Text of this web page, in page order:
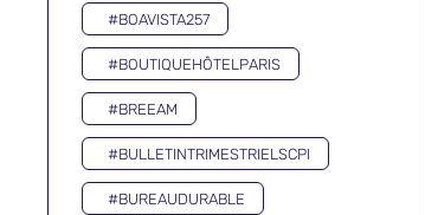
#BOAVISTA257
#BOUTIQUEHÔTELPARIS
#BREEAM
#BULLETINTRIMESTRIELSCPI
#BUREAUDURABLE